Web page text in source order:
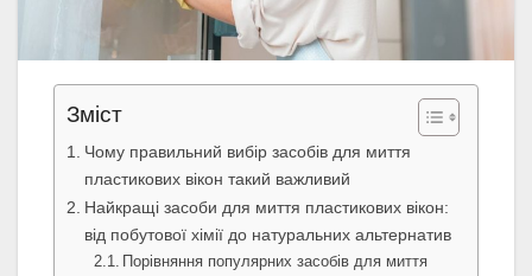
Зміст
Чому правильний вибір засобів для миття
пластикових вікон такий важливий
Найкращі засоби для миття пластикових вікон:
від побутової хімії до натуральних альтернатив
Порівняння популярних засобів для миття